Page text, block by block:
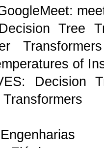
Tree
of